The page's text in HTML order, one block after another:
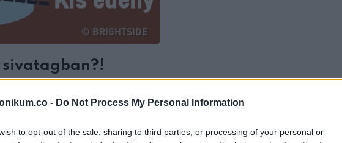
- Do Not Process My Personal Information
to opt-out of the sale, sharing to third parties, or processing of your personal or